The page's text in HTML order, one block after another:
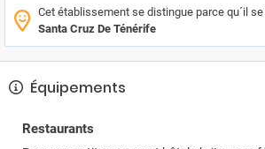
Cet établissement se distingue parce qu´il
Santa Cruz De Ténérife
Équipements
Restaurants